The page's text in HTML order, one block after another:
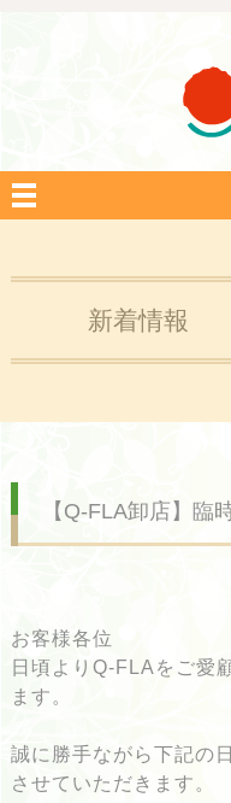
新着情報
【Q-FLA卸店】臨
お客様各位
日頃よりQ-FLAをご愛
ます。
誠に勝手ながら下記の
させていただきます。